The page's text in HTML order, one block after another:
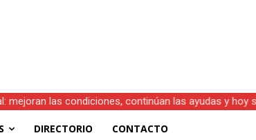
mejoran las condiciones, continúan las ayudas y hoy
DIRECTORIO CONTACTO